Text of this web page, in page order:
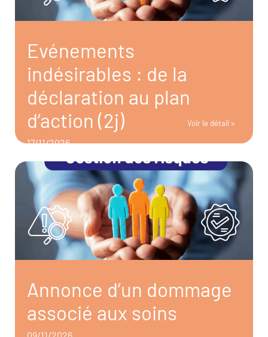
Evénements
indésirables : de la
déclaration au plan
d’action (2j)
17/11/2026
Voir le détail >
Annonce d’un dommage
associé aux soins